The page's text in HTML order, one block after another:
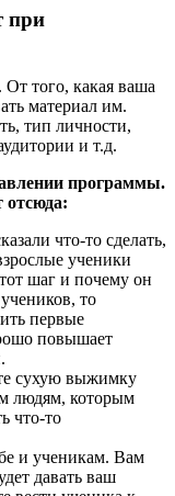
при
того, какая ваша
материал им.
тип личности,
и т.д.
программы.
что-то сделать,
ученики
шаг и почему он
то
первые
повышает
сухую выжимку
людям, которым
что-то
и ученикам. Вам
давать ваш